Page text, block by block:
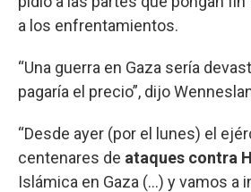
a los enfrentamientos.
“Una guerra en Gaza sería
pagaría el precio”, dijo
“Desde ayer (por el lunes) el
centenares de ataques contra
Islámica en Gaza (...) y vamos a